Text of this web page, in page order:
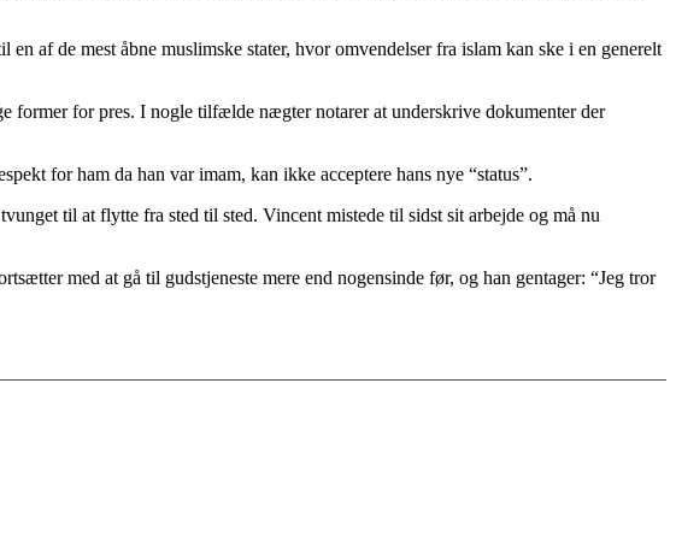
af de mest åbne muslimske stater, hvor omvendelser fra islam kan ske i en generelt
former for pres. I nogle tilfælde nægter notarer at underskrive dokumenter der
for ham da han var imam, kan ikke acceptere hans nye “status”.
til at flytte fra sted til sted. Vincent mistede til sidst sit arbejde og må nu
med at gå til gudstjeneste mere end nogensinde før, og han gentager: “Jeg tror